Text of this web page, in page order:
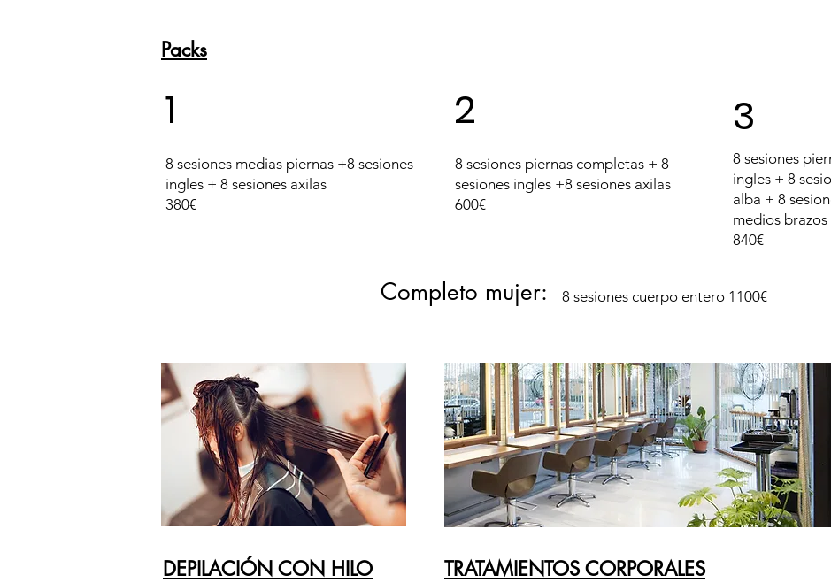
Packs
1
8 sesiones medias piernas +8 sesiones
ingles + 8 sesiones axilas
380€
2
8 sesiones piernas completas + 8
sesiones ingles +8 sesiones axilas
600€
3
8 sesiones
ingles + 8
alba + 8
medios brazos
840€
Completo mujer: 8 sesiones cuerpo entero 1100€
DEPILACIÓN CON HILO TRATAMIENTOS CORPORALES